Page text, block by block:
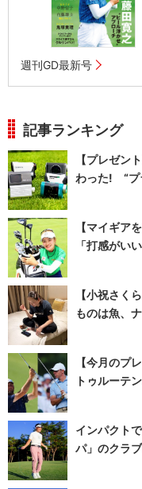
週刊GD最新号
記事ランキング
【プレゼン
わった! “プ
【マイギア
「打感がい
【小祝さく
ものは魚、
【今月のプ
トゥルーテ
インパクト
パ」のクラ